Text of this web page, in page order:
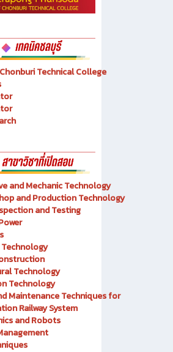
Technical College
and MechanicTechnology
and Production Technology
and Testing
Technology
Technology
Maintenance Techniques for
Railway System
and Robots